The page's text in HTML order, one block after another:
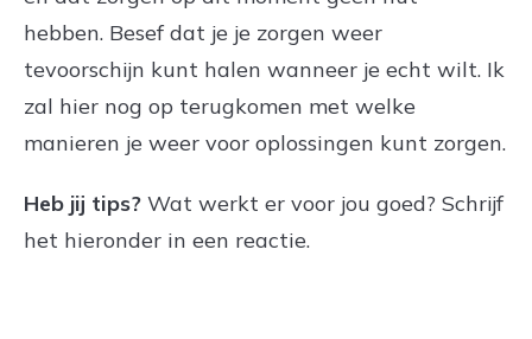
hebben. Besef dat je je zorgen weer
tevoorschijn kunt halen wanneer je echt wilt. Ik
zal hier nog op terugkomen met welke
manieren je weer voor oplossingen kunt zorgen.
Heb jij tips? Wat werkt er voor jou goed? Schrijf
het hieronder in een reactie.